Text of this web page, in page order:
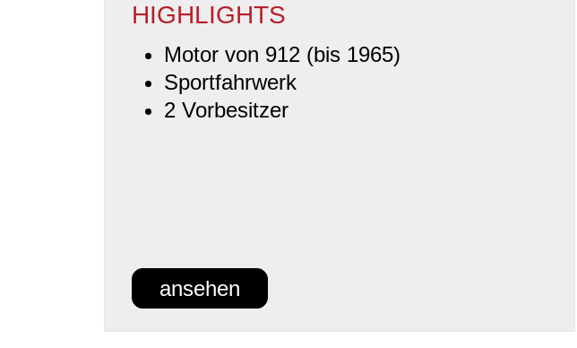
HIGHLIGHTS
Motor von 912 (bis 1965)
Sportfahrwerk
2 Vorbesitzer
ansehen